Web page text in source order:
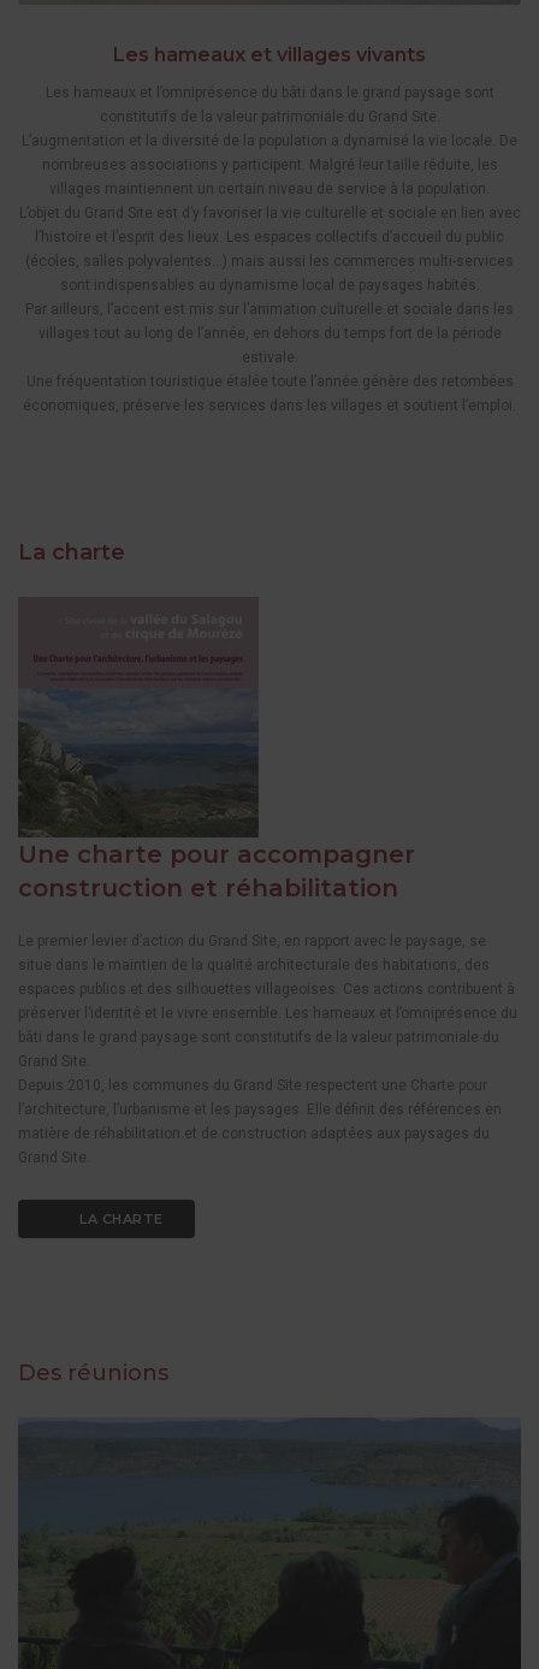
Les hameaux et villages vivants
Les hameaux et l’omniprésence du bâti dans le grand paysage sont
constitutifs de la valeur patrimoniale du Grand Site.
L’augmentation et la diversité de la population a dynamisé la vie locale. De
nombreuses associations y participent. Malgré leur taille réduite, les
villages maintiennent un certain niveau de service à la population.
L’objet du Grand Site est d’y favoriser la vie culturelle et sociale en lien avec
l’histoire et l’esprit des lieux. Les espaces collectifs d’accueil du public
(écoles, salles polyvalentes…) mais aussi les commerces multi-services
sont indispensables au dynamisme local de paysages habités.
Par ailleurs, l’accent est mis sur l’animation culturelle et sociale dans les
villages tout au long de l’année, en dehors du temps fort de la période
estivale.
Une fréquentation touristique étalée toute l’année génère des retombées
économiques, préserve les services dans les villages et soutient l’emploi.
La charte
Une charte pour accompagner
construction et réhabilitation
Le premier levier d’action du Grand Site, en rapport avec le paysage, se
situe dans le maintien de la qualité architecturale des habitations, des
espaces publics et des silhouettes villageoises. Ces actions contribuent à
préserver l’identité et le vivre ensemble. Les hameaux et l’omniprésence du
bâti dans le grand paysage sont constitutifs de la valeur patrimoniale du
Grand Site.
Depuis 2010, les communes du Grand Site respectent une Charte pour
l’architecture, l’urbanisme et les paysages. Elle définit des références en
matière de réhabilitation et de construction adaptées aux paysages du
Grand Site.
LA CHARTE
Des réunions